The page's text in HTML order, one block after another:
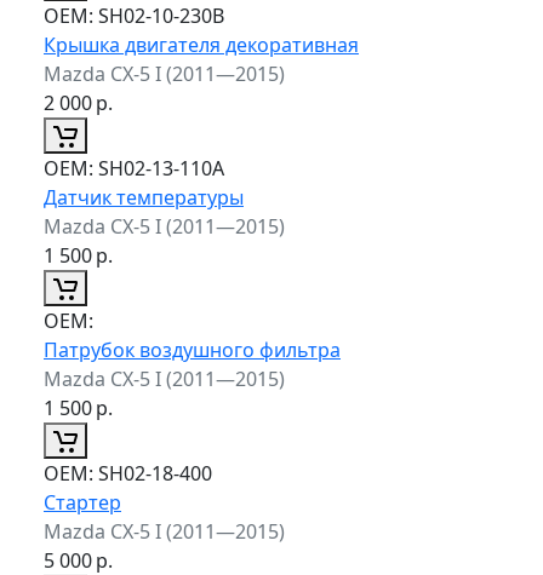
ОЕМ: SH02-10-230B
Крышка двигателя декоративная
Mazda CX-5 I (2011—2015)
2 000р.
ОЕМ: SH02-13-110A
Датчик температуры
Mazda CX-5 I (2011—2015)
1 500р.
ОЕМ:
Патрубок воздушного фильтра
Mazda CX-5 I (2011—2015)
1 500р.
ОЕМ: SH02-18-400
Стартер
Mazda CX-5 I (2011—2015)
5 000р.